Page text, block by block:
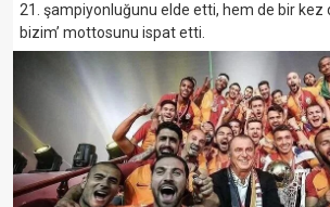
21. şampiyonluğunu elde etti, hem de bir kez
bizim’ mottosunu ispat etti.